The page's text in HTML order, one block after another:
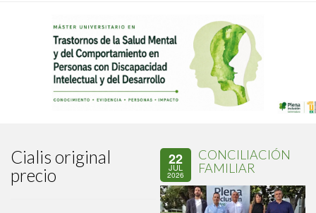
Cialis original
precio
22
JUL
2026
CONCILIACIÓN
FAMILIAR